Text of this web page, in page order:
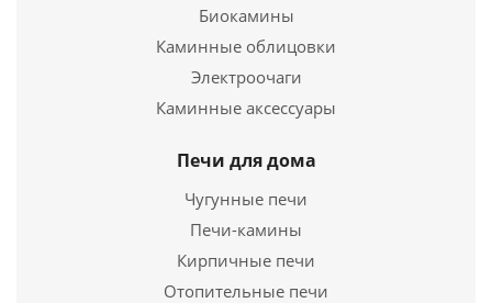
36 600руб.
Подробнее
Купить в 1 клик
Биокамины
Каминные облицовки
Электроочаги
Каминные аксессуары
Печи для дома
Чугунные печи
Печи-камины
Кирпичные печи
Отопительные печи